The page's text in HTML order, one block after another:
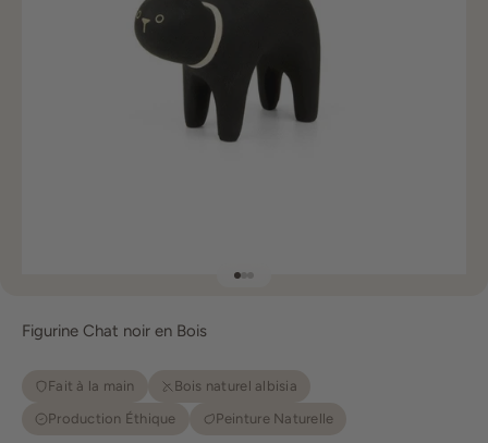
Figurine Chat noir en Bois
Fait à la main
Bois naturel albisia
Production Éthique
Peinture Naturelle